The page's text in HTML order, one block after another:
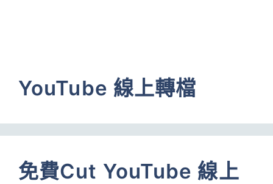
YouTube 線上轉檔
免費Cut YouTube 線上